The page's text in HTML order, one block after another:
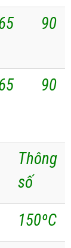
90
90
Thông
số
150ºC